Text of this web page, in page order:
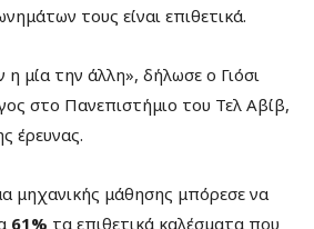
τους είναι επιθετικά.
μία την άλλη», δήλωσε ο Γιόσι
στο Πανεπιστήμιο του Τελ Αβίβ,
έρευνας.
μηχανικής μάθησης μπόρεσε να
61% τα επιθετικά καλέσματα που